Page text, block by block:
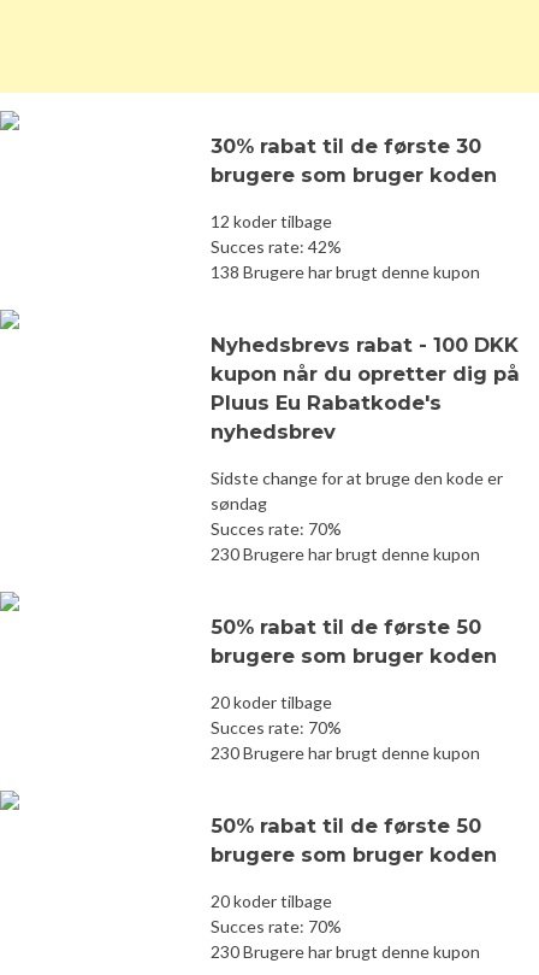
30% rabat til de første 30
brugere som bruger koden
12 koder tilbage
Succes rate: 42%
138 Brugere har brugt denne kupon
Nyhedsbrevs rabat - 100 DKK
kupon når du opretter dig på
Pluus Eu Rabatkode's
nyhedsbrev
Sidste change for at bruge den kode er
søndag
Succes rate: 70%
230 Brugere har brugt denne kupon
50% rabat til de første 50
brugere som bruger koden
20 koder tilbage
Succes rate: 70%
230 Brugere har brugt denne kupon
50% rabat til de første 50
brugere som bruger koden
20 koder tilbage
Succes rate: 70%
230 Brugere har brugt denne kupon